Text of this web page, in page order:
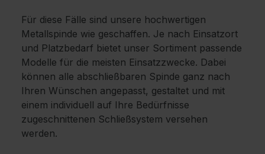
Für diese Fälle sind unsere hochwertigen
Metallspinde wie geschaffen. Je nach Einsatzort
und Platzbedarf bietet unser Sortiment passende
Modelle für die meisten Einsatzzwecke. Dabei
können alle abschließbaren Spinde ganz nach
Ihren Wünschen angepasst, gestaltet und mit
einem individuell auf Ihre Bedürfnisse
zugeschnittenen Schließsystem versehen
werden.